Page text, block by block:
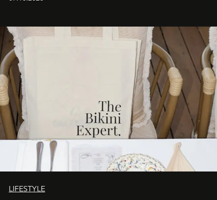
buluşturarak markanın Cavo Tagoo’daki varlığını
sürükleyici ve mevsime özel bir deneyime dönüştürüyor.
LIFESTYLE